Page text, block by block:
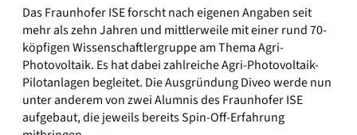
Das Fraunhofer ISE forscht nach eigenen Angaben seit
mehr als zehn Jahren und mittlerweile mit einer rund 70-
köpfigen Wissenschaftlergruppe am Thema Agri-
Photovoltaik. Es hat dabei zahlreiche Agri-Photovoltaik-
Pilotanlagen begleitet. Die Ausgründung Diveo werde nun
unter anderem von zwei Alumnis des Fraunhofer ISE
aufgebaut, die jeweils bereits Spin-Off-Erfahrung